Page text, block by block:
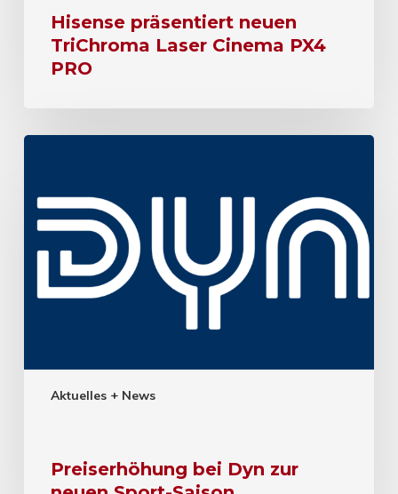
Hisense präsentiert neuen
TriChroma Laser Cinema PX4
PRO
Aktuelles + News
Preiserhöhung bei Dyn zur